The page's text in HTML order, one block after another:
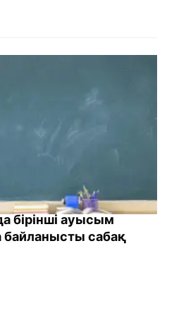
бірінші ауысым
байланысты сабақ